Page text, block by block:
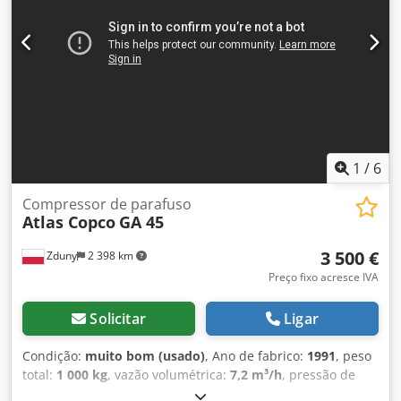
permanentes internos (IPM) Elemento de compressão
Acionamento direto Ventilador inovador Separador/filtro
de óleo com construção durável Válvula eletrônica de
aconselharemos sobre a escolha certa do dispositivo.
Convidamos você a conhecer nossa oferta completa.
1 / 6
Zduny 2 398 km
Compressor de parafuso
Atlas Copco GA 45
3 500 €
Preço fixo acresce IVA
Solicitar Ligar
Condição: muito bom (usado), Ano de fabrico: 1991, peso
total: 1 000 kg, vazão volumétrica: 7,2 m³/h, pressão de
, tensão de entrada: